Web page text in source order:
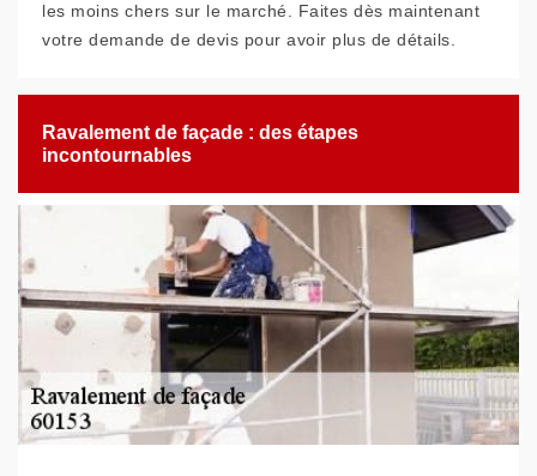
les moins chers sur le marché. Faites dès maintenant
votre demande de devis pour avoir plus de détails.
Ravalement de façade : des étapes
incontournables